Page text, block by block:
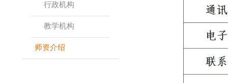
行政机构
教学机构
师资介绍